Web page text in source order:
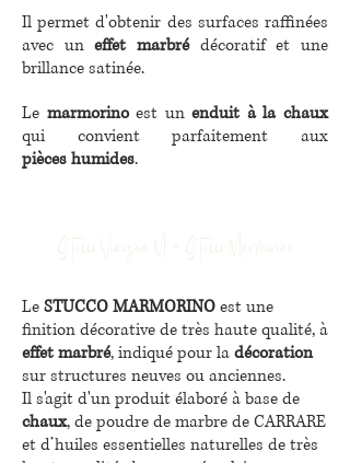
Il permet d'obtenir des surfaces raffinées
avec uneffet marbré décoratif et une
brillance satinée.
Le marmorinoest unenduit à la chaux
qui convient parfaitement aux
pièces humides.
Stucco Venezia M - Stucco Marmorino
LeSTUCCO MARMORINOest une
finition décorative de très haute qualité, à
effet marbré, indiqué pour ladécoration
sur structures neuves ou anciennes.
Il s'agit d'un produit élaboré à base de
chaux, de poudre de marbre de CARRARE
et d’huiles essentielles naturelles de très